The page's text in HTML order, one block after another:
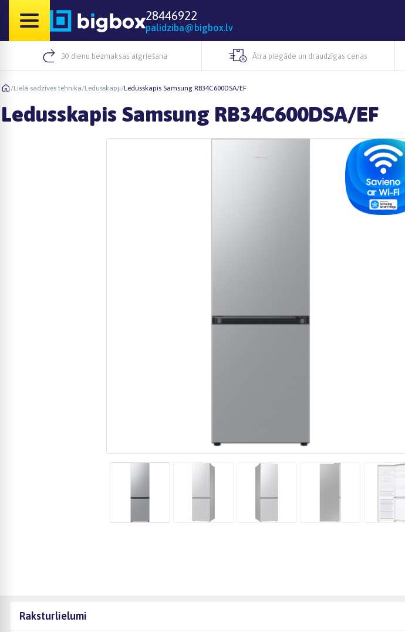
28446922
palidziba@bigbox.lv
30 dienu bezmaksas atgriešana Ātra piegāde un draudzīgas cenas
/Lielā sadzīves tehnika/Ledusskapji/Ledusskapis Samsung RB34C600DSA/EF
Ledusskapis Samsung RB34C600DSA/EF
Raksturlielumi